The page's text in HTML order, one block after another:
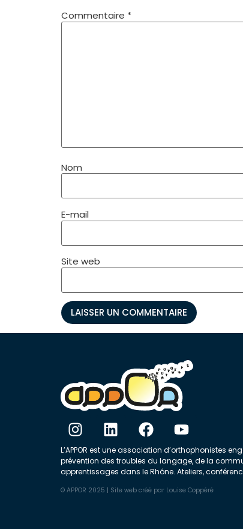
Commentaire *
Nom
E-mail
Site web
L’APPOR est une association d’orthophonistes
prévention des troubles du langage, de la
apprentissages dans le Rhône. Ateliers,
© APPOR 2025 | Site web créé par Louise Coppéré